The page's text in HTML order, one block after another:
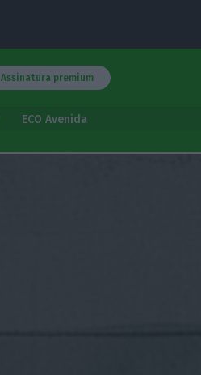
Assinatura premium
ECO Avenida